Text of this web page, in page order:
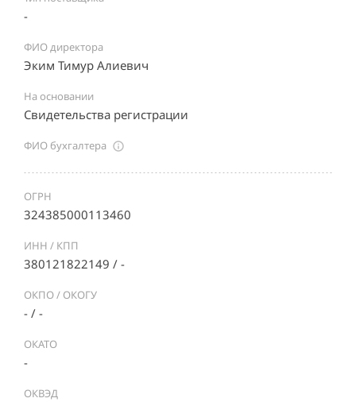
-
ФИО директора
Эким Тимур Алиевич
На основании
Свидетельства регистрации
ФИО бухгалтера
ОГРН
324385000113460
ИНН / КПП
380121822149 / -
ОКПО / ОКОГУ
- / -
ОКАТО
-
ОКВЭД